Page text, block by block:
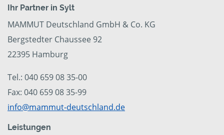
Ihr Partner in Sylt
MAMMUT Deutschland GmbH & Co. KG
Bergstedter Chaussee 92
22395 Hamburg
Tel.: 040 659 08 35-00
Fax: 040 659 08 35-99
info@mammut-deutschland.de
Leistungen